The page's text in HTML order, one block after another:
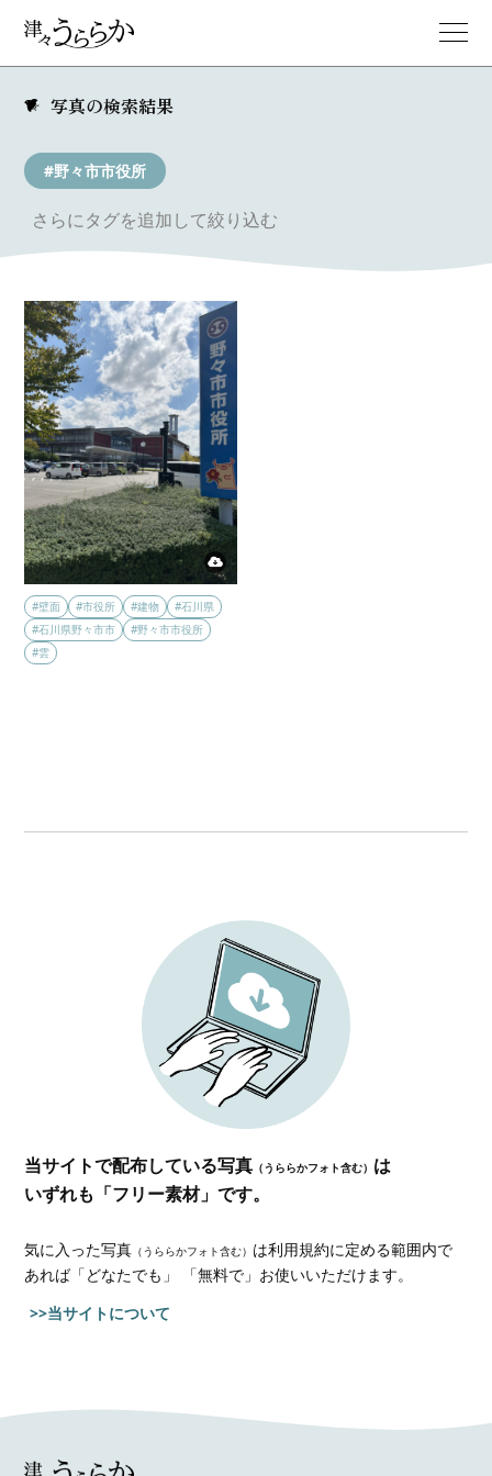
写真の検索結果
#野々市市役所
さらにタグを追加して絞り込む
#壁面 #市役所 #建物
#石川県
#石川県野々市市
#野々市市役所
#雲
当サイトで配布している写真 （うららかフォト含む） は
いずれも「フリー素材」です。
気に入った写真 （うららかフォト含む） は利用規約に定める範囲内で
あれば「どなたでも」 「無料で」お使いいただけます。
>>当サイトについて